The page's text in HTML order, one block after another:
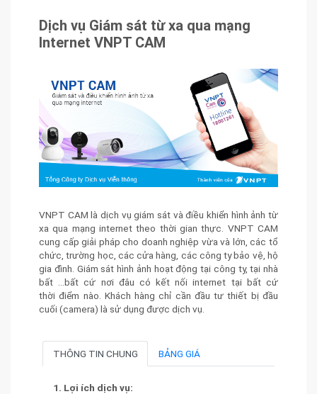
Dịch vụ Giám sát từ xa qua mạng
Internet VNPT CAM
VNPT CAM là dịch vụ giám sát và điều khiển hình ảnh từ
xa qua mạng internet theo thời gian thực. VNPT CAM
cung cấp giải pháp cho doanh nghiệp vừa và lớn, các tổ
chức, trường học, các cửa hàng, các công ty bảo vệ, hộ
gia đình. Giám sát hình ảnh hoạt động tại công ty, tại nhà
bất ...bất cứ nơi đâu có kết nối internet tại bất cứ
thời điểm nào. Khách hàng chỉ cần đầu tư thiết bị đầu
cuối (camera) là sử dụng được dịch vụ.
THÔNG TIN CHUNG BẢNG GIÁ
1. Lợi ích dịch vụ: